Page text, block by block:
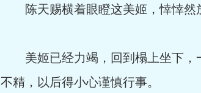
陈天赐横着眼瞪这美姬，悻悻然
美姬已经力竭，回到榻上坐下，
不精，以后得小心谨慎行事。